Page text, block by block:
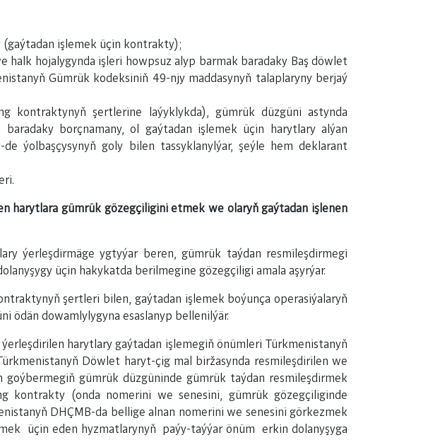
işlemek üçin kontrakty);
halk hojalygynda işleri howpsuz alyp barmak baradaky Baş döwlet
Gümrük kodeksiniň 49-njy maddasynyň talaplaryny berjaý
kontraktynyň şertlerine laýyklykda), gümrük düzgüni astynda
borçnamany, ol gaýtadan işlemek üçin harytlary alýan
ýolbaşçysynyň goly bilen tassyklanylýar, şeýle hem deklarant
harytlara gümrük gözegçiligini etmek we olaryň gaýtadan işlenen
ýerleşdirmäge ygtyýar beren, gümrük taýdan resmileşdirmegi
üçin hakykatda berilmegine gözegçiligi amala aşyrýar.
şertleri bilen, gaýtadan işlemek boýunça operasiýalaryň
ödän dowamlylygyna esaslanyp bellenilýär.
harytlary gaýtadan işlemegiň önümleri Türkmenistanyň
Döwlet haryt-çig mal biržasynda resmileşdirilen we
gümrük düzgüninde gümrük taýdan resmileşdirmek
kontrakty (onda nomerini we senesini, gümrük gözegçiliginde
DHÇMB-da bellige alnan nomerini we senesini görkezmek
üçin eden hyzmatlarynyň paýy-taýýar önüm erkin dolanyşyga